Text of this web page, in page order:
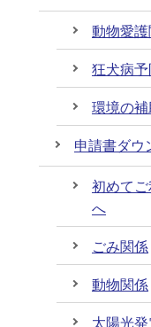
動物愛
狂犬病
環境の
申請書ダウ
初めて
へ
ごみ関係
動物関係
太陽光